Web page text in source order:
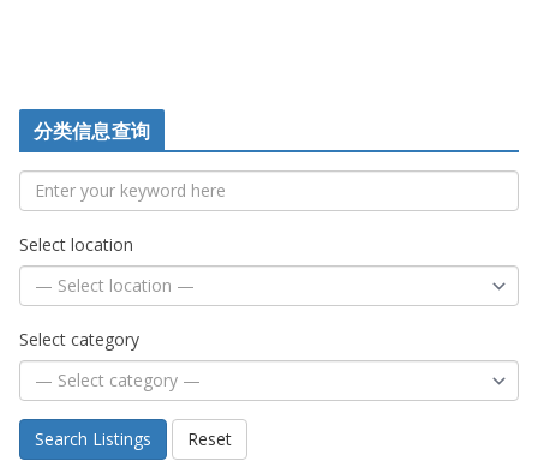
分类信息查询
Select location
Select category
Search Listings Reset